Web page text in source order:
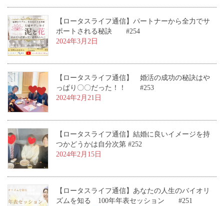
【ロータスライフ通信】パートナーから全力でサ
ポートされる秘訣 #254
2024年3月2日
【ロータスライフ通信】 婚活の成功の秘訣はや
っぱり〇〇だった！！ #253
2024年2月21日
【ロータスライフ通信】結婚に良いイメージを持
つかどうかは自分次第 #252
2024年2月15日
【ロータスライフ通信】あなたの人生のバイオリ
ズムを知る 100年年表セッション #251